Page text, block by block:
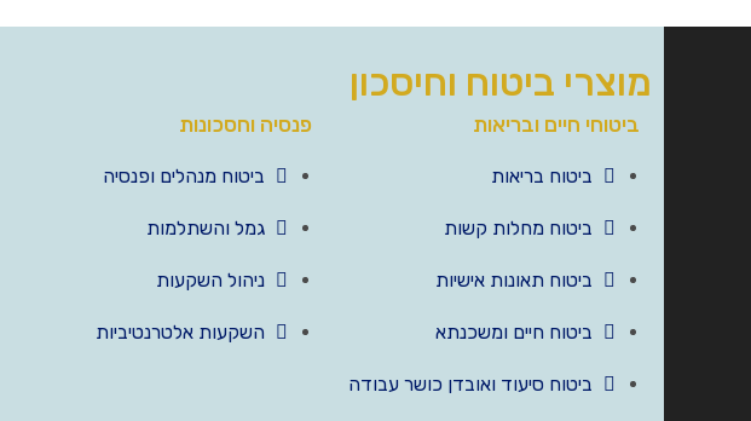
מוצרי ביטוח וחיסכון
ביטוחי חיים ובריאות
ביטוח בריאות
ביטוח מחלות קשות
ביטוח תאונות אישיות
ביטוח חיים ומשכנתא
ביטוח סיעוד ואובדן כושר עבודה
פנסיה וחסכונות
ביטוח מנהלים ופנסיה
גמל והשתלמות
ניהול השקעות
השקעות אלטרנטיביות